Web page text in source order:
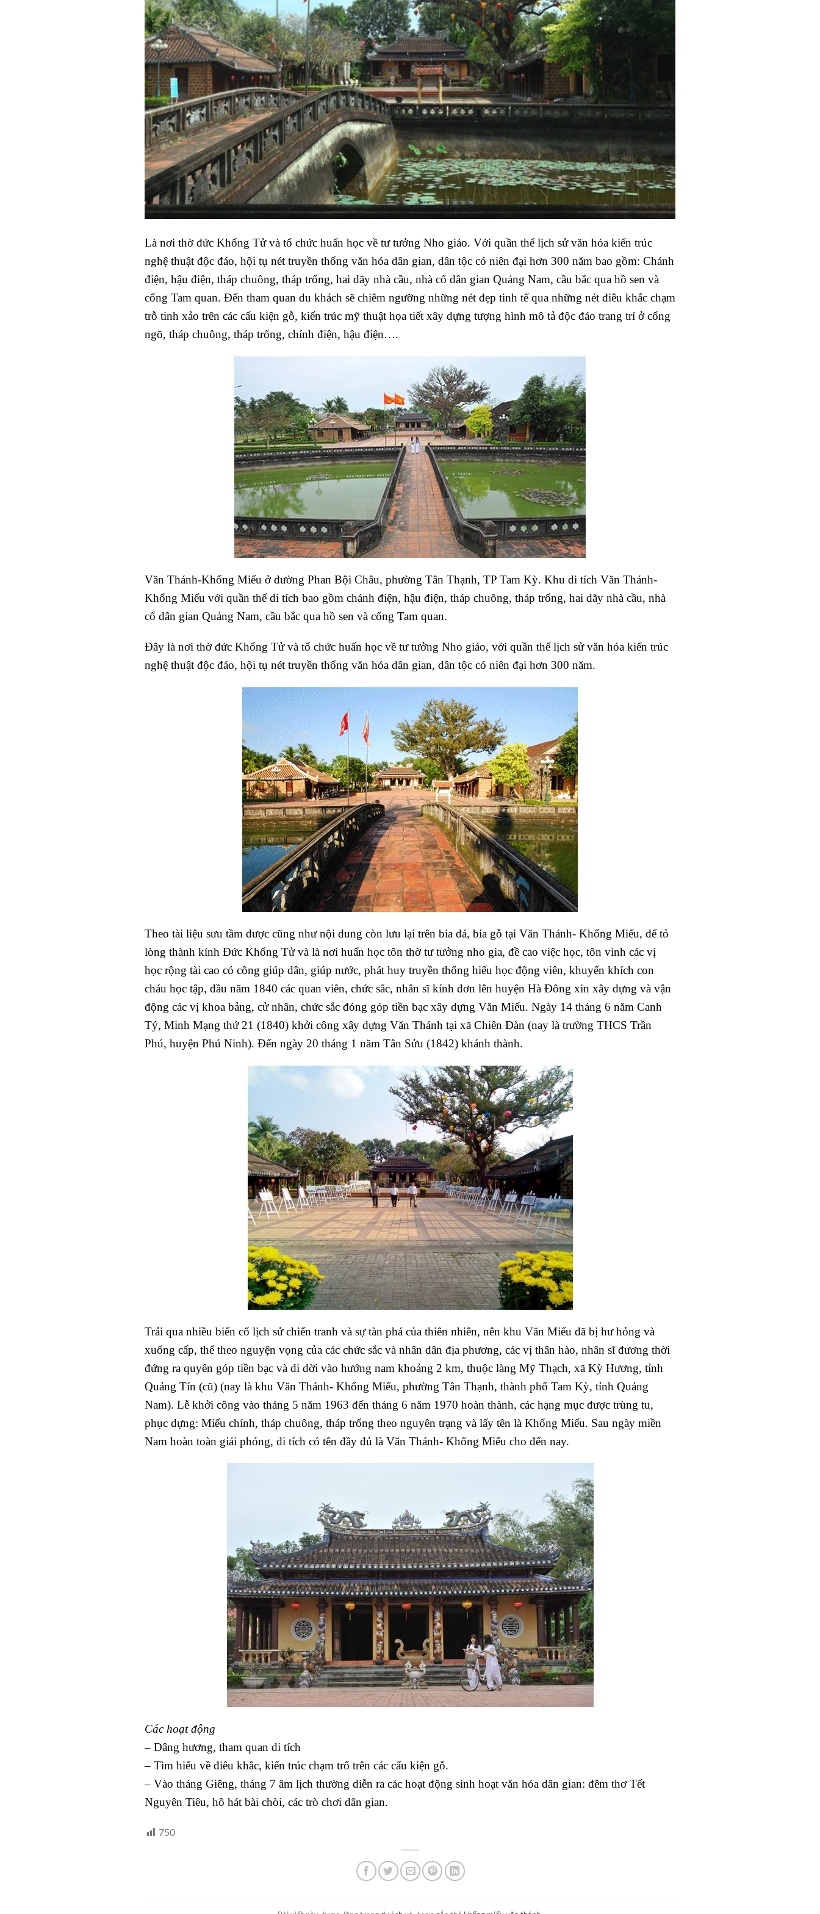
Là nơi thờ đức Khổng Tử và tổ chức huấn học về tư tưởng Nho giáo. Với quần thể lịch sử văn hóa kiến trúc
nghệ thuật độc đáo, hội tụ nét truyền thống văn hóa dân gian, dân tộc có niên đại hơn 300 năm bao gồm: Chánh
điện, hậu điện, tháp chuông, tháp trống, hai dãy nhà cầu, nhà cổ dân gian Quảng Nam, cầu bắc qua hồ sen và
cổng Tam quan. Đến tham quan du khách sẽ chiêm ngưỡng những nét đẹp tinh tế qua những nét điêu khắc chạm
trỗ tinh xảo trên các cấu kiện gỗ, kiến trúc mỹ thuật họa tiết xây dựng tượng hình mô tả độc đáo trang trí ở cổng
ngõ, tháp chuông, tháp trống, chính điện, hậu điện….
Văn Thánh-Khổng Miếu ở đường Phan Bội Châu, phường Tân Thạnh, TP Tam Kỳ. Khu di tích Văn Thánh-
Khổng Miếu với quần thể di tích bao gồm chánh điện, hậu điện, tháp chuông, tháp trống, hai dãy nhà cầu, nhà
cổ dân gian Quảng Nam, cầu bắc qua hồ sen và cổng Tam quan.
Đây là nơi thờ đức Khổng Tử và tổ chức huấn học về tư tưởng Nho giáo, với quần thể lịch sử văn hóa kiến trúc
nghệ thuật độc đáo, hội tụ nét truyền thống văn hóa dân gian, dân tộc có niên đại hơn 300 năm.
Theo tài liệu sưu tầm được cũng như nội dung còn lưu lại trên bia đá, bia gỗ tại Văn Thánh- Khổng Miếu, để tỏ
lòng thành kính Đức Khổng Tử và là nơi huấn học tôn thờ tư tưởng nho gia, đề cao việc học, tôn vinh các vị
học rộng tài cao có công giúp dân, giúp nước, phát huy truyền thống hiếu học động viên, khuyến khích con
cháu học tập, đầu năm 1840 các quan viên, chức sắc, nhân sĩ kính đơn lên huyện Hà Đông xin xây dựng và vận
động các vị khoa bảng, cử nhân, chức sắc đóng góp tiền bạc xây dựng Văn Miếu. Ngày 14 tháng 6 năm Canh
Tý, Minh Mạng thứ 21 (1840) khởi công xây dựng Văn Thánh tại xã Chiên Đàn (nay là trường THCS Trần
Phú, huyện Phú Ninh). Đến ngày 20 tháng 1 năm Tân Sửu (1842) khánh thành.
Trải qua nhiều biến cố lịch sử chiến tranh và sự tàn phá của thiên nhiên, nên khu Văn Miếu đã bị hư hỏng và
xuống cấp, thể theo nguyện vọng của các chức sắc và nhân dân địa phương, các vị thân hào, nhân sĩ đương thời
đứng ra quyên góp tiền bạc và di dời vào hướng nam khoảng 2 km, thuộc làng Mỹ Thạch, xã Kỳ Hương, tỉnh
Quảng Tín (cũ) (nay là khu Văn Thánh- Khổng Miếu, phường Tân Thạnh, thành phố Tam Kỳ, tỉnh Quảng
Nam). Lễ khởi công vào tháng 5 năm 1963 đến tháng 6 năm 1970 hoàn thành, các hạng mục được trùng tu,
phục dựng: Miếu chính, tháp chuông, tháp trống theo nguyên trạng và lấy tên là Khổng Miếu. Sau ngày miền
Nam hoàn toàn giải phóng, di tích có tên đầy đủ là Văn Thánh- Khổng Miếu cho đến nay.
Các hoạt động
– Dâng hương, tham quan di tích
– Tìm hiểu về điêu khắc, kiến trúc chạm trổ trên các cấu kiện gỗ.
– Vào tháng Giêng, tháng 7 âm lịch thường diễn ra các hoạt động sinh hoạt văn hóa dân gian: đêm thơ Tết
Nguyên Tiêu, hô hát bài chòi, các trò chơi dân gian.
750